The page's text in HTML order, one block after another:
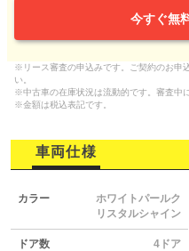
今すぐ無
※リース審査の申込みです。ご契約のお申
い。
※中古車の在庫状況は流動的です。審査中
※金額は税込表記です。
車両仕様
カラー
ホワイトパールク
リスタルシャイン
ドア数 4ドア